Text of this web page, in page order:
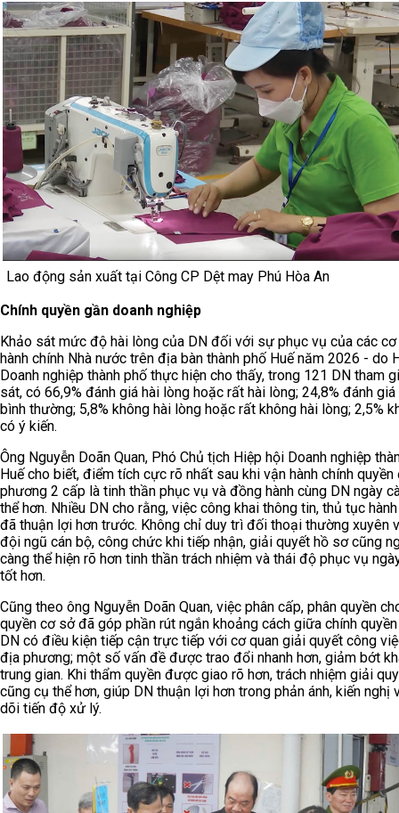
Lao động sản xuất tại Công CP Dệt may Phú Hòa An
Chính quyền gần doanh nghiệp
Khảo sát mức độ hài lòng của DN đối với sự phục vụ của các cơ
hành chính Nhà nước trên địa bàn thành phố Huế năm 2026 - do
Doanh nghiệp thành phố thực hiện cho thấy, trong 121 DN tham
sát, có 66,9% đánh giá hài lòng hoặc rất hài lòng; 24,8% đánh
bình thường; 5,8% không hài lòng hoặc rất không hài lòng; 2,5%
có ý kiến.
Ông Nguyễn Doãn Quan, Phó Chủ tịch Hiệp hội Doanh nghiệp
Huế cho biết, điểm tích cực rõ nhất sau khi vận hành chính quyền
phương 2 cấp là tinh thần phục vụ và đồng hành cùng DN ngày
thể hơn. Nhiều DN cho rằng, việc công khai thông tin, thủ tục
đã thuận lợi hơn trước. Không chỉ duy trì đối thoại thường xuyên
đội ngũ cán bộ, công chức khi tiếp nhận, giải quyết hồ sơ cũng
càng thể hiện rõ hơn tinh thần trách nhiệm và thái độ phục vụ
tốt hơn.
Cũng theo ông Nguyễn Doãn Quan, việc phân cấp, phân quyền
quyền cơ sở đã góp phần rút ngắn khoảng cách giữa chính quyền
DN có điều kiện tiếp cận trực tiếp với cơ quan giải quyết công
địa phương; một số vấn đề được trao đổi nhanh hơn, giảm bớt
trung gian. Khi thẩm quyền được giao rõ hơn, trách nhiệm giải
cũng cụ thể hơn, giúp DN thuận lợi hơn trong phản ánh, kiến nghị
dõi tiến độ xử lý.